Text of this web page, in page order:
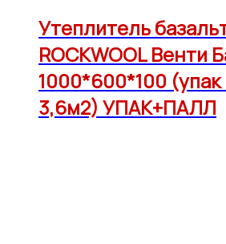
Утеплитель
ROCKWOOL Венти
1000*600*100
3,6м2) УПАК+ПАЛЛ